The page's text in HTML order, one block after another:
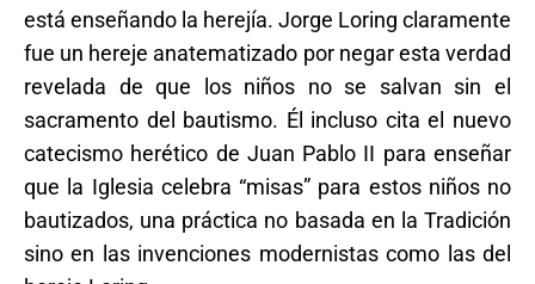
está enseñando la herejía. Jorge Loring claramente
fue un hereje anatematizado por negar esta verdad
revelada de que los niños no se salvan sin el
sacramento del bautismo. Él incluso cita el nuevo
catecismo herético de Juan Pablo II para enseñar
que la Iglesia celebra “misas” para estos niños no
bautizados, una práctica no basada en la Tradición
sino en las invenciones modernistas como las del